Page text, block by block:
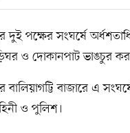
পক্ষের সংঘর্ষে
ও দোকানপাট ভাঙচুর
বাজারে এ
ও পুলিশ।